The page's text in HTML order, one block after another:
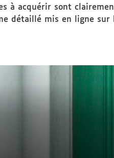
à acquérir sont
détaillé mis en ligne